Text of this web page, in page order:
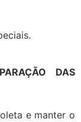
DAS
e manter o